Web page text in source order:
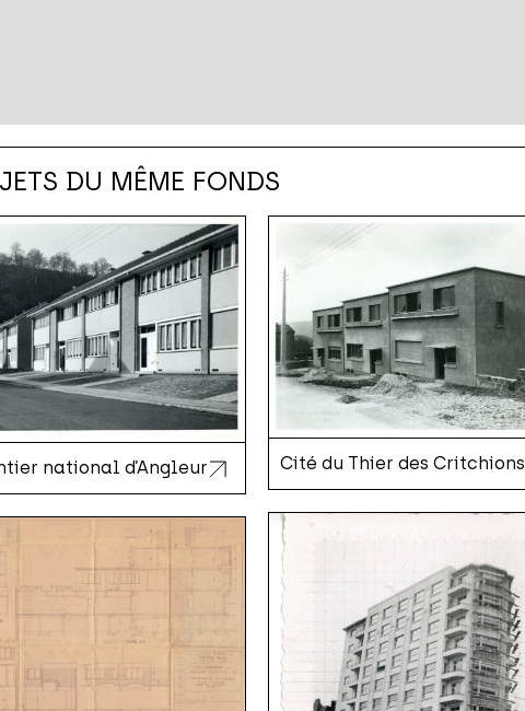
DU MÊME FONDS
national d’Angleur Cité du Thier des Critchions